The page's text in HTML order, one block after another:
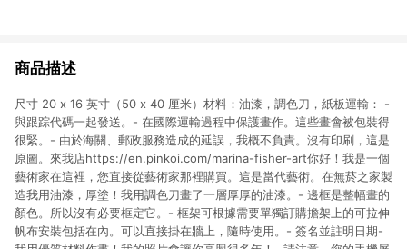
商品描述
尺寸 20 x 16 英寸（50 x 40 厘米）材料：油漆，調色刀，紙板運輸： -
與跟踪代碼一起發送。- 在國際運輸過程中保護畫作。這些畫會被包裝得
很緊。- 由於海關、郵政服務造成的延誤，我概不負責。沒有印刷，這是
原圖。來我店https://en.pinkoi.com/marina-fisher-art你好！我是一個
藝術家在這裡，您直接從藝術家那裡購買。這是當代藝術。在無菸之家製
造我用油漆，厚塗！我用調色刀畫了一層厚厚的油漆。- 邊框是整幅畫的
顏色。所以沒有必要框定它。- 框架可根據需要單獨訂購擔架上的可拉伸
帆布安裝包括在內。可以直接掛在牆上，隨時使用。- 簽名並註明日期-